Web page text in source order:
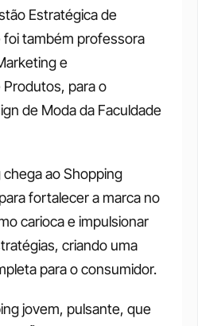
Estratégica de
foi também professora
e
para o
de Moda da Faculdade
ao Shopping
fortalecer a marca no
carioca e impulsionar
criando uma
para o consumidor.
jovem, pulsante, que